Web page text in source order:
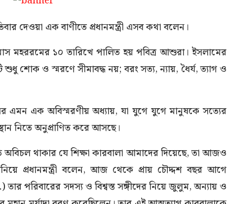
দেওয়া এক বাণীতে প্রধানমন্ত্রী এসব কথা বলেন।
মহররমের ১০ তারিখে পালিত হয় পবিত্র আশুরা। ইসলামের
শুধু শোক ও স্মরণে সীমাবদ্ধ নয়; বরং সত্য, ন্যায়, ধৈর্য, ত্যাগ ও
এমন এক অবিস্মরণীয় অধ্যায়, যা যুগে যুগে মানুষকে সত্যের
নিতে অনুপ্রাণিত করে আসছে।
অবিচল থাকার যে শিক্ষা কারবালা আমাদের দিয়েছে, তা আজও
প্রধানমন্ত্রী বলেন, আজ থেকে প্রায় চৌদ্দশ বছর আগে
তার পরিবারের সদস্য ও বিশ্বস্ত সঙ্গীদের নিয়ে জুলুম, অন্যায় ও